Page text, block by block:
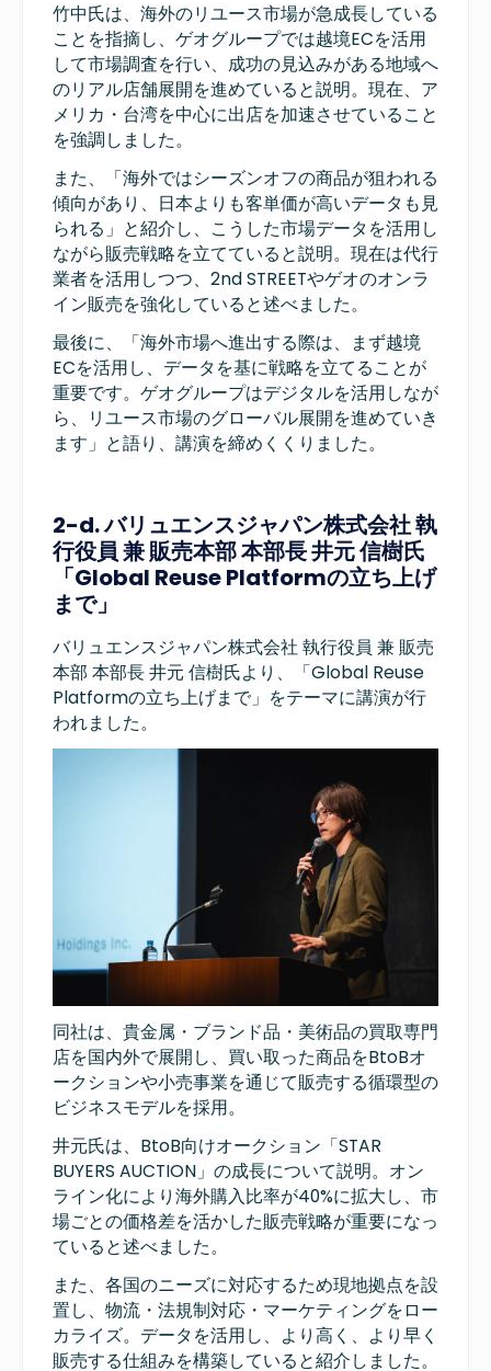
竹中氏は、海外のリユース市場が急成長している
ことを指摘し、ゲオグループでは越境ECを活用
して市場調査を行い、成功の見込みがある地域へ
のリアル店舗展開を進めていると説明。現在、ア
メリカ・台湾を中心に出店を加速させていること
を強調しました。
また、「海外ではシーズンオフの商品が狙われる
傾向があり、日本よりも客単価が高いデータも見
られる」と紹介し、こうした市場データを活用し
ながら販売戦略を立てていると説明。現在は代行
業者を活用しつつ、2nd STREETやゲオのオンラ
イン販売を強化していると述べました。
最後に、「海外市場へ進出する際は、まず越境
ECを活用し、データを基に戦略を立てることが
重要です。ゲオグループはデジタルを活用しなが
ら、リユース市場のグローバル展開を進めていき
ます」と語り、講演を締めくくりました。
2-d. バリュエンスジャパン株式会社 執
行役員 兼 販売本部 本部長 井元 信樹氏
「Global Reuse Platformの立ち上げ
まで」
バリュエンスジャパン株式会社 執行役員 兼 販売
本部 本部長 井元 信樹氏より、「Global Reuse
Platformの立ち上げまで」をテーマに講演が行
われました。
同社は、貴金属・ブランド品・美術品の買取専門
店を国内外で展開し、買い取った商品をBtoBオ
ークションや小売事業を通じて販売する循環型の
ビジネスモデルを採用。
井元氏は、BtoB向けオークション「STAR
BUYERS AUCTION」の成長について説明。オン
ライン化により海外購入比率が40%に拡大し、市
場ごとの価格差を活かした販売戦略が重要になっ
ていると述べました。
また、各国のニーズに対応するため現地拠点を設
置し、物流・法規制対応・マーケティングをロー
カライズ。データを活用し、より高く、より早く
販売する仕組みを構築していると紹介しました。